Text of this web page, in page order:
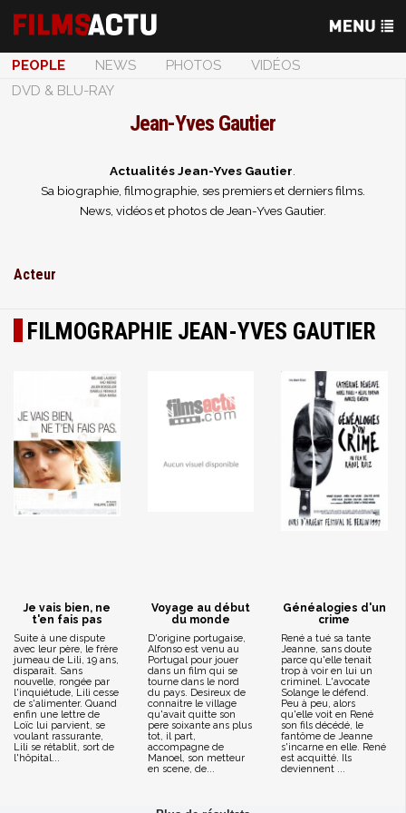
PEOPLE NEWS PHOTOS
VIDÉOS
DVD & BLU-RAY
Jean-Yves Gautier
Actualités Jean-Yves Gautier
Sa biographie, filmographie, ses premiers et derniers films.
News, vidéos et photos de Jean-Yves Gautier.
Acteur
FILMOGRAPHIE JEAN-YVES GAUTIER
Je vais bien, ne
t'en fais pas
Suite à une dispute
avec leur père, le frère
jumeau de Lili, 19 ans,
disparaît. Sans
nouvelle, rongée par
l'inquiétude, Lili cesse
de s'alimenter. Quand
enfin une lettre de
Loïc lui parvient, se
voulant rassurante,
Lili se rétablit, sort de
l'hôpital...
Voyage au début
du monde
D'origine portugaise,
Alfonso est venu au
Portugal pour jouer
dans un film qui se
tourne dans le nord
du pays. Desireux de
connaitre le village
qu'avait quitte son
pere soixante ans plus
tot, il part,
accompagne de
Manoel, son metteur
en scene, de...
Généalogies d'un
crime
René a tué sa tante
Jeanne, sans doute
parce qu'elle tenait
trop à voir en lui un
criminel. L'avocate
Solange le défend.
Peu à peu, alors
qu'elle voit en René
son fils décédé, le
fantôme de Jeanne
s'incarne en elle. René
est acquitté. Ils
deviennent ...